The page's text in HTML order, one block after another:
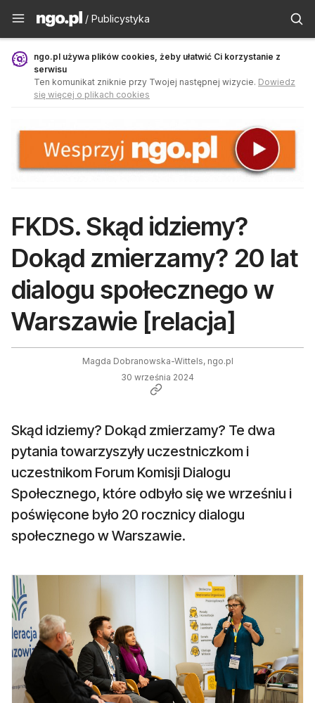
Publicystyka - ngo.pl
/ Publicystyka
ngo.pl używa plików cookies, żeby ułatwić Ci korzystanie z
serwisu
Ten komunikat zniknie przy Twojej następnej wizycie. Dowiedz
się więcej o plikach cookies
FKDS. Skąd idziemy?
Dokąd zmierzamy? 20 lat
dialogu społecznego w
Warszawie [relacja]
Magda Dobranowska-Wittels, ngo.pl
30 września 2024
Skąd idziemy? Dokąd zmierzamy? Te dwa
pytania towarzyszyły uczestniczkom i
uczestnikom Forum Komisji Dialogu
Społecznego, które odbyło się we wrześniu i
poświęcone było 20 rocznicy dialogu
społecznego w Warszawie.